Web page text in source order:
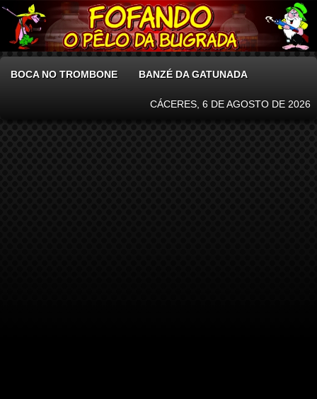
BOCA NO TROMBONE BANZÉ DA GATUNADA
CÁCERES, 6 DE AGOSTO DE 2026